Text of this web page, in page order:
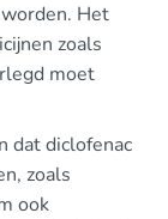
Het
zoals
moet
dat diclofenac
zoals
ook